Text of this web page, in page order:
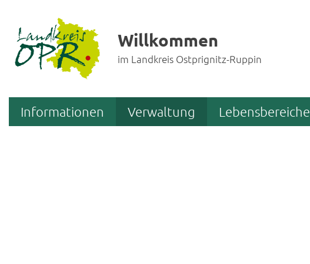
Willkommen
im Landkreis Ostprignitz-Ruppin
Informationen Verwaltung Lebensbereiche